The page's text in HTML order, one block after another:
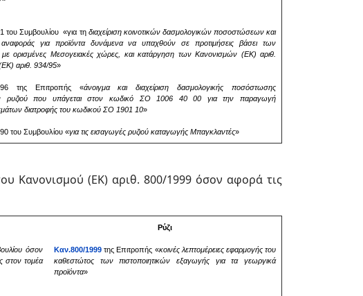
του Συμβουλίου «για τη διαχείριση κοινοτικών δασμολογικών ποσοστώσεων και
για προϊόντα δυνάμενα να υπαχθούν σε προτιμήσεις βάσει των
ορισμένες Μεσογειακές χώρες, και κατάργηση των Κανονισμών (ΕΚ) αριθ.
αριθ. 934/95»
της Επιτροπής «άνοιγμα και διαχείριση δασμολογικής ποσόστωσης
ρυζιού που υπάγεται στον κωδικό ΣΟ 1006 40 00 για την παραγωγή
διατροφής του κωδικού ΣΟ 1901 10»
του Συμβουλίου «για τις εισαγωγές ρυζιού καταγωγής Μπαγκλαντές»
Κανονισμού (ΕΚ) αριθ. 800/1999 όσον αφορά τις
Ρύζι
όσον
στον τομέα
Καν.800/1999 της Επιτροπής «κοινές λεπτομέρειες εφαρμογής του
καθεστώτος των πιστοποιητικών εξαγωγής για τα γεωργικά
προϊόντα»